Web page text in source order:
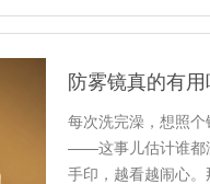
防雾镜真的有
每次洗完澡，想照
——这事儿估计谁都
手印，越看越闹心。